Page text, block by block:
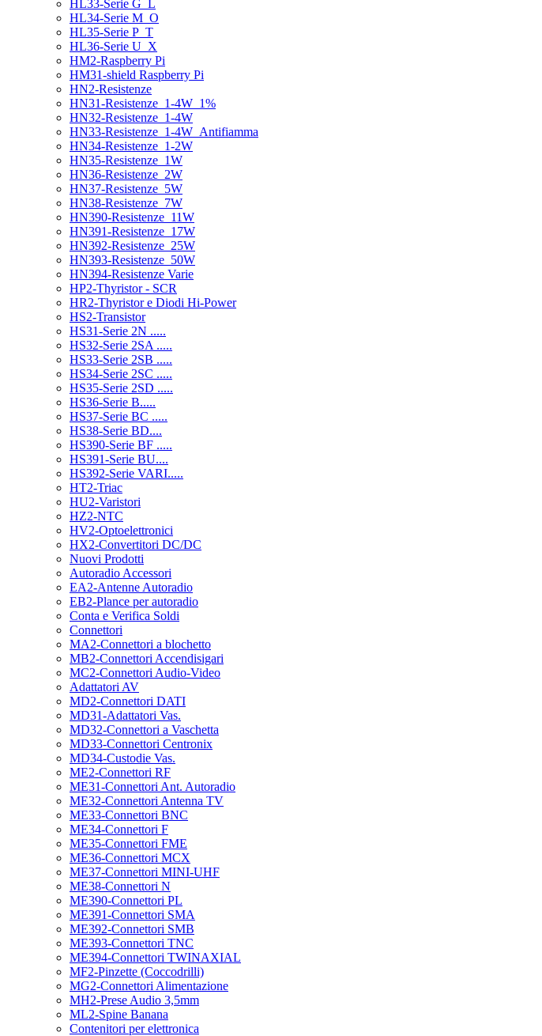
HL33-Serie G_L
HL34-Serie M_O
HL35-Serie P_T
HL36-Serie U_X
HM2-Raspberry Pi
HM31-shield Raspberry Pi
HN2-Resistenze
HN31-Resistenze_1-4W_1%
HN32-Resistenze_1-4W
HN33-Resistenze_1-4W_Antifiamma
HN34-Resistenze_1-2W
HN35-Resistenze_1W
HN36-Resistenze_2W
HN37-Resistenze_5W
HN38-Resistenze_7W
HN390-Resistenze_11W
HN391-Resistenze_17W
HN392-Resistenze_25W
HN393-Resistenze_50W
HN394-Resistenze Varie
HP2-Thyristor - SCR
HR2-Thyristor e Diodi Hi-Power
HS2-Transistor
HS31-Serie 2N .....
HS32-Serie 2SA .....
HS33-Serie 2SB .....
HS34-Serie 2SC .....
HS35-Serie 2SD .....
HS36-Serie B.....
HS37-Serie BC .....
HS38-Serie BD....
HS390-Serie BF .....
HS391-Serie BU....
HS392-Serie VARI.....
HT2-Triac
HU2-Varistori
HZ2-NTC
HV2-Optoelettronici
HX2-Convertitori DC/DC
Nuovi Prodotti
Autoradio Accessori
EA2-Antenne Autoradio
EB2-Plance per autoradio
Conta e Verifica Soldi
Connettori
MA2-Connettori a blochetto
MB2-Connettori Accendisigari
MC2-Connettori Audio-Video
Adattatori AV
MD2-Connettori DATI
MD31-Adattatori Vas.
MD32-Connettori a Vaschetta
MD33-Connettori Centronix
MD34-Custodie Vas.
ME2-Connettori RF
ME31-Connettori Ant. Autoradio
ME32-Connettori Antenna TV
ME33-Connettori BNC
ME34-Connettori F
ME35-Connettori FME
ME36-Connettori MCX
ME37-Connettori MINI-UHF
ME38-Connettori N
ME390-Connettori PL
ME391-Connettori SMA
ME392-Connettori SMB
ME393-Connettori TNC
ME394-Connettori TWINAXIAL
MF2-Pinzette (Coccodrilli)
MG2-Connettori Alimentazione
MH2-Prese Audio 3,5mm
ML2-Spine Banana
Contenitori per elettronica